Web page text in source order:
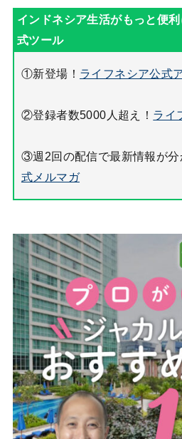
①新登場！ ライフネシア公式
②登録者数5000人超え！ ライ
③週2回の配信で最新情報が分
式メルマガ